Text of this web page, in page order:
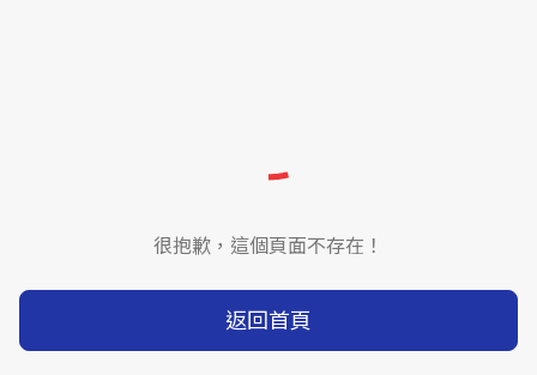
很抱歉，這個頁面不存在！
返回首頁